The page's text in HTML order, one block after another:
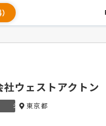
社ウェストアクトン
シルバー東京都